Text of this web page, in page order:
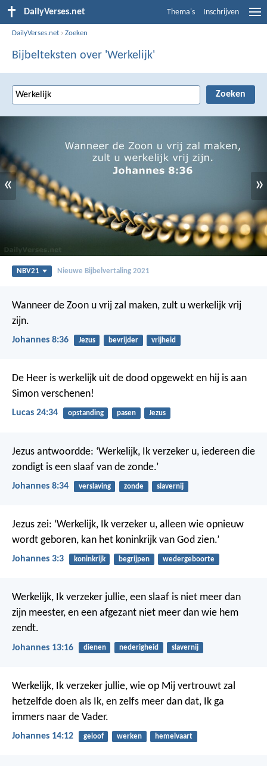
DailyVerses.net Thema's Inschrijven
DailyVerses.net ›Zoeken
Bijbelteksten over 'Werkelijk'
« »
NBV21 Nieuwe Bijbelvertaling 2021
Wanneer de Zoon u vrij zal maken, zult u werkelijk vrij
zijn.
Johannes 8:36 Jezus bevrijder vrijheid
De Heer is werkelijk uit de dood opgewekt en hij is aan
Simon verschenen!
Lucas 24:34 opstanding pasen Jezus
Jezus antwoordde: ‘Werkelijk, Ik verzeker u, iedereen die
zondigt is een slaaf van de zonde.’
Johannes 8:34 verslaving zonde slavernij
Jezus zei: ‘Werkelijk, Ik verzeker u, alleen wie opnieuw
wordt geboren, kan het koninkrijk van God zien.’
Johannes 3:3 koninkrijk begrijpen wedergeboorte
Werkelijk, Ik verzeker jullie, een slaaf is niet meer dan
zijn meester, en een afgezant niet meer dan wie hem
zendt.
Johannes 13:16 dienen nederigheid slavernij
Werkelijk, Ik verzeker jullie, wie op Mij vertrouwt zal
hetzelfde doen als Ik, en zelfs meer dan dat, Ik ga
immers naar de Vader.
Johannes 14:12 geloof werken hemelvaart